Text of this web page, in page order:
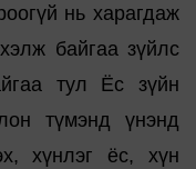
нь харагдаж
байгаа зүйлс
тул Ёс зүйн
түмэнд үнэнд
хүнлэг ёс, хүн